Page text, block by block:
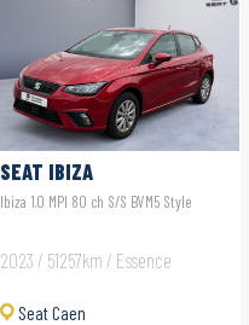
SEAT IBIZA
Ibiza 1.0 MPI 80 ch S/S BVM5 Style
2023 / 51257km / Essence
Seat Caen